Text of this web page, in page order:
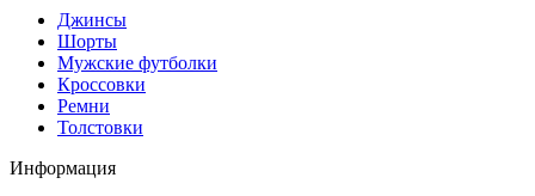
Джинсы
Шорты
Мужские футболки
Кроссовки
Ремни
Толстовки
Информация